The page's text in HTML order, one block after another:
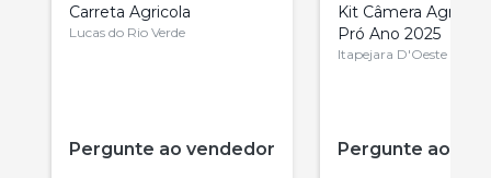
Carreta Agricola
Lucas do Rio Verde
Pergunte ao vendedor
Kit Câmera
Pró Ano 2025
Itapejara D'Oeste
Pergunte ao